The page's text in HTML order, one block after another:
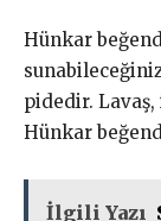
Hünkar
pidedir. Lavaş,
Hünkar
İlgili Yazı